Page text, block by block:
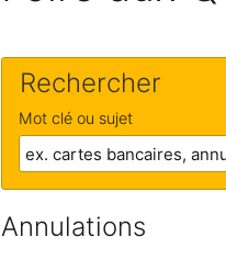
Rechercher
Mot clé ou sujet
Annulations